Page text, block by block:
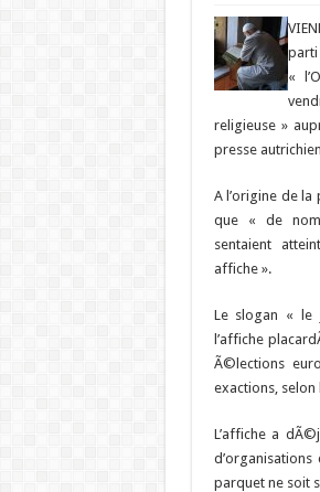
«
religieuse »
presse
A l’origine de
que « de
sentaient
affiche ».
Le slogan « le
l’affiche
Ã©lections
exactions, selon
L’affiche a
parquet ne soit